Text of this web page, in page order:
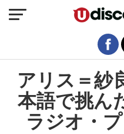
アリス＝紗
本語で挑ん
ラジオ・
モバイル